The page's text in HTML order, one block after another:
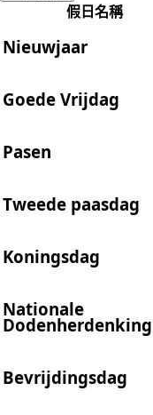
假日名稱
Nieuwjaar
Goede Vrijdag
Pasen
Tweede paasdag
Koningsdag
Nationale
Dodenherdenking
Bevrijdingsdag